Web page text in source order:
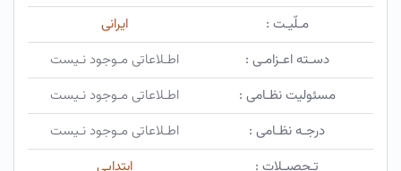
مـلّیـت :
ایرانی
دسـته اعـزامـی :
اطـلاعاتی مـوجود نـیست
مسئولیت نظـامی :
اطـلاعاتی مـوجود نـیست
درجـه نظـامی :
اطـلاعاتی مـوجود نـیست